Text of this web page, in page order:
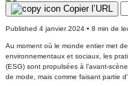
Copier l’URL
Published 4 janvier 2024 • 8 min de
Au moment où le monde entier met
environnementaux et sociaux, les
(ESG) sont propulsées à l’avant-
de mode, mais comme faisant partie